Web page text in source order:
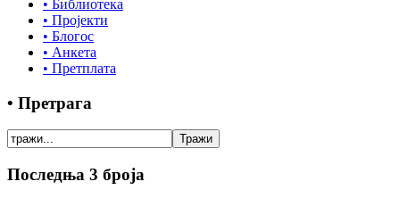
• Библиотека
• Пројекти
• Блогос
• Анкета
• Претплата
• Претрага
Последња 3 броја